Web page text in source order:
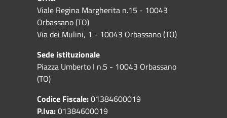
Viale Regina Margherita n.15 - 10043
Orbassano (TO)
Via dei Mulini, 1 - 10043 Orbassano (TO)
Sede istituzionale
Piazza Umberto I n.5 - 10043 Orbassano
(TO)
Codice Fiscale:01384600019
P.Iva:01384600019